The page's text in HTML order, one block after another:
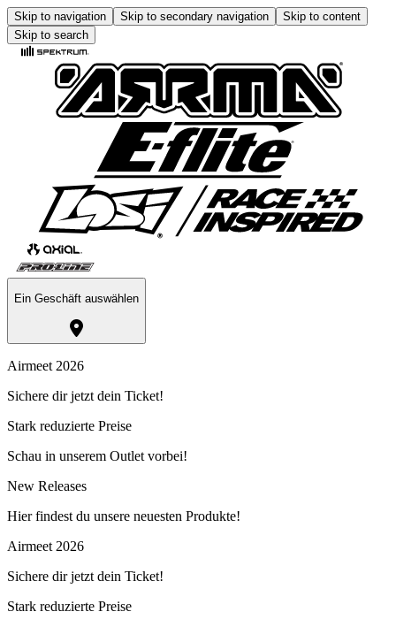
Skip to navigation Skip to secondary navigation
Skip to content
Skip to search
Ein Geschäft auswählen
Airmeet 2026
Sichere dir jetzt dein Ticket!
Stark reduzierte Preise
Schau in unserem Outlet vorbei!
New Releases
Hier findest du unsere neuesten Produkte!
Airmeet 2026
Sichere dir jetzt dein Ticket!
Stark reduzierte Preise